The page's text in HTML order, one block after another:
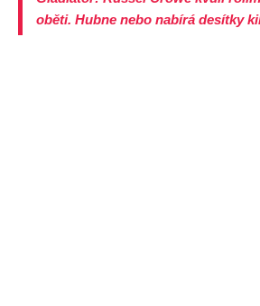
oběti. Hubne nebo nabírá desítky